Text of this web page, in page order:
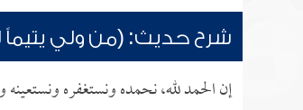
شرح حديث: (من ولي يتيماً
إن الحمد لله، نحمده ونستغفره